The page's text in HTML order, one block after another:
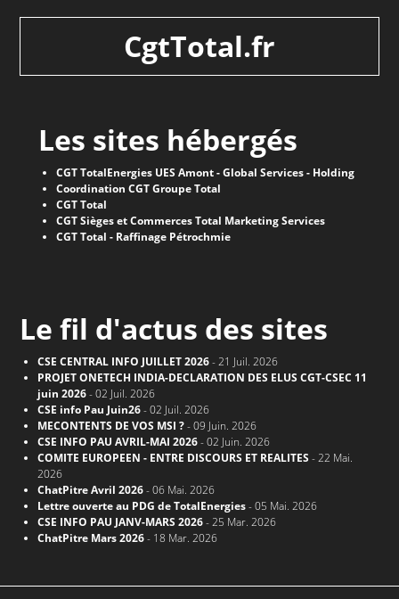
CgtTotal.fr
Les sites hébergés
CGT TotalEnergies UES Amont - Global Services - Holding
Coordination CGT Groupe Total
CGT Total
CGT Sièges et Commerces Total Marketing Services
CGT Total - Raffinage Pétrochmie
Le fil d'actus des sites
CSE CENTRAL INFO JUILLET 2026- 21 Juil. 2026
PROJET ONETECH INDIA-DECLARATION DES ELUS CGT-CSEC 11
juin 2026- 02 Juil. 2026
CSE info Pau Juin26- 02 Juil. 2026
MECONTENTS DE VOS MSI ?- 09 Juin. 2026
CSE INFO PAU AVRIL-MAI 2026- 02 Juin. 2026
COMITE EUROPEEN - ENTRE DISCOURS ET REALITES - 22 Mai.
2026
ChatPitre Avril 2026- 06 Mai. 2026
Lettre ouverte au PDG de TotalEnergies- 05 Mai. 2026
CSE INFO PAU JANV-MARS 2026- 25 Mar. 2026
ChatPitre Mars 2026- 18 Mar. 2026